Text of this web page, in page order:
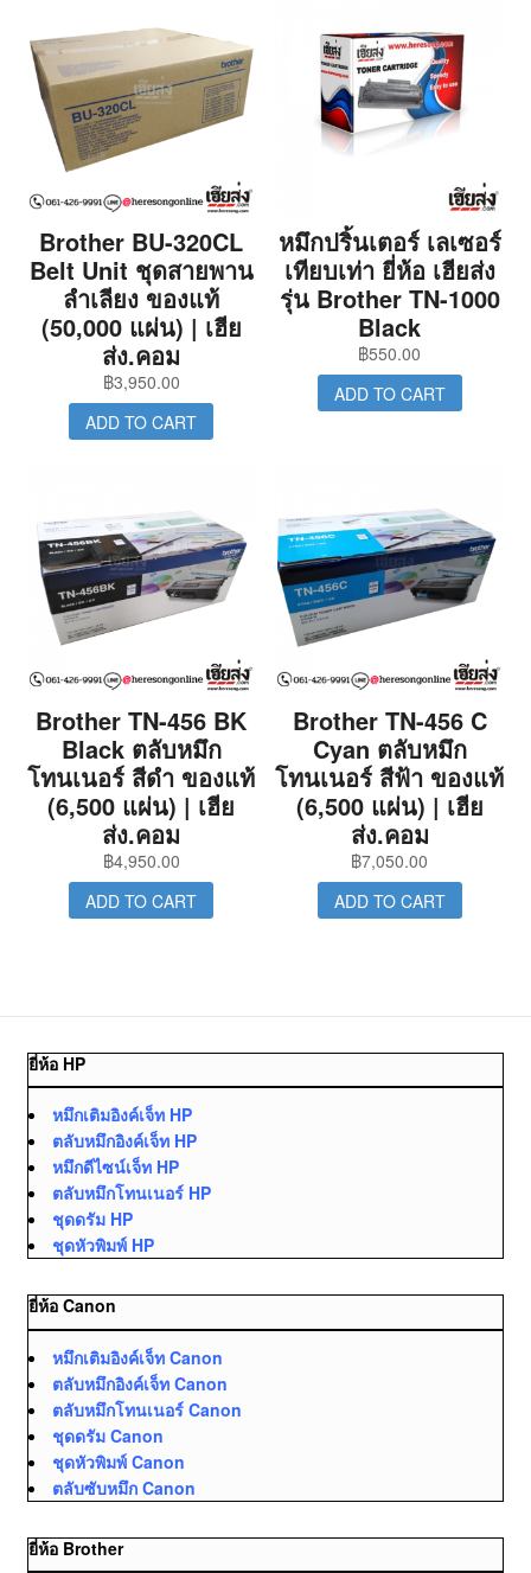
Brother BU-320CL
Belt Unit ชุดสายพาน
ลำเลียง ของแท้
(50,000 แผ่น) | เฮีย
ส่ง.คอม
฿3,950.00
ADD TO CART
หมึกปริ้นเตอร์ เลเซอร์
เทียบเท่า ยี่ห้อ เฮียส่ง
รุ่น Brother TN-1000
Black
฿550.00
ADD TO CART
Brother TN-456 BK
Black ตลับหมึก
โทนเนอร์ สีดำ ของแท้
(6,500 แผ่น) | เฮีย
ส่ง.คอม
฿4,950.00
ADD TO CART
Brother TN-456 C
Cyan ตลับหมึก
โทนเนอร์ สีฟ้า ของแท้
(6,500 แผ่น) | เฮีย
ส่ง.คอม
฿7,050.00
ADD TO CART
ยี่ห้อ HP
หมึกเติมอิงค์เจ็ท HP
ตลับหมึกอิงค์เจ็ท HP
หมึกดีไซน์เจ็ท HP
ตลับหมึกโทนเนอร์ HP
ชุดดรัม HP
ชุดหัวพิมพ์ HP
ยี่ห้อ Canon
หมึกเติมอิงค์เจ็ท Canon
ตลับหมึกอิงค์เจ็ท Canon
ตลับหมึกโทนเนอร์ Canon
ชุดดรัม Canon
ชุดหัวพิมพ์ Canon
ตลับซับหมึก Canon
ยี่ห้อ Brother